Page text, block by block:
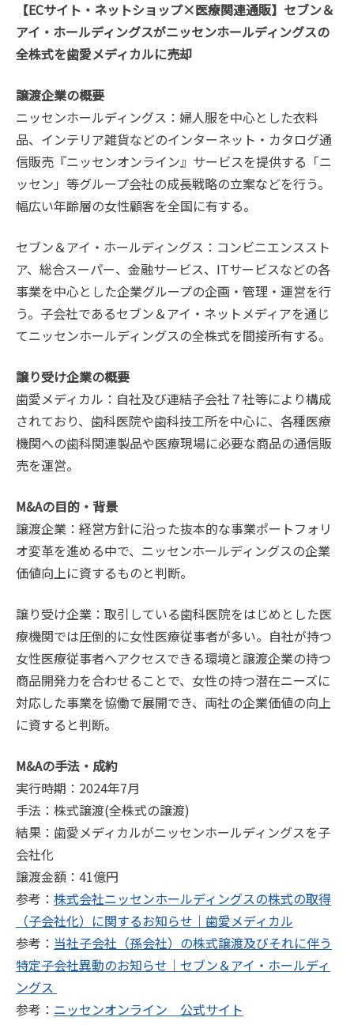
【ECサイト・ネットショップ×医療関連通販】セブン＆
アイ・ホールディングスがニッセンホールディングスの
全株式を歯愛メディカルに売却
譲渡企業の概要
ニッセンホールディングス：婦人服を中心とした衣料
品、インテリア雑貨などのインターネット・カタログ通
信販売『ニッセンオンライン』サービスを提供する「ニ
ッセン」等グループ会社の成長戦略の立案などを行う。
幅広い年齢層の女性顧客を全国に有する。
セブン＆アイ・ホールディングス：コンビニエンススト
ア、総合スーパー、金融サービス、ITサービスなどの各
事業を中心とした企業グループの企画・管理・運営を行
う。子会社であるセブン＆アイ・ネットメディアを通じ
てニッセンホールディングスの全株式を間接所有する。
譲り受け企業の概要
歯愛メディカル：自社及び連結子会社７社等により構成
されており、歯科医院や歯科技工所を中心に、各種医療
機関への歯科関連製品や医療現場に必要な商品の通信販
売を運営。
M&Aの目的・背景
譲渡企業：経営方針に沿った抜本的な事業ポートフォリ
オ変革を進める中で、ニッセンホールディングスの企業
価値向上に資するものと判断。
譲り受け企業：取引している歯科医院をはじめとした医
療機関では圧倒的に女性医療従事者が多い。自社が持つ
女性医療従事者へアクセスできる環境と譲渡企業の持つ
商品開発力を合わせることで、女性の持つ潜在ニーズに
対応した事業を協働で展開でき、両社の企業価値の向上
に資すると判断。
M&Aの手法・成約
実行時期：2024年7月
手法：株式譲渡(全株式の譲渡)
結果：歯愛メディカルがニッセンホールディングスを子
会社化
譲渡金額：41億円
参考： 株式会社ニッセンホールディングスの株式の取得
（子会社化）に関するお知らせ｜歯愛メディカル
参考： 当社子会社（孫会社）の株式譲渡及びそれに伴う
特定子会社異動のお知らせ｜セブン＆アイ・ホールディ
ングス
参考： ニッセンオンライン 公式サイト